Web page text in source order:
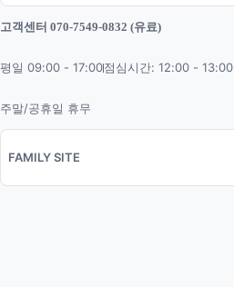
고객센터 070-7549-0832 (유료)
평일 09:00 - 17:00점심시간: 12:00 - 13:00
주말/공휴일 휴무
FAMILY SITE